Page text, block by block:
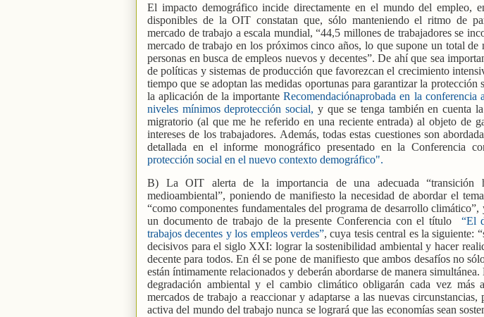
El impacto demográfico incide directamente en el mundo del empleo,
disponibles de la OIT constatan que, sólo manteniendo el ritmo de
mercado de trabajo a escala mundial, “44,5 millones de trabajadores se
mercado de trabajo en los próximos cinco años, lo que supone un total de
personas en busca de empleos nuevos y decentes”. De ahí que sea
de políticas y sistemas de producción que favorezcan el crecimiento
tiempo que se adoptan las medidas oportunas para garantizar la
la aplicación de la importante Recomendaciónaprobada en la conferencia
niveles mínimos deprotección social, y que se tenga también en cuenta
migratorio (al que me he referido en una reciente entrada) al objeto de
intereses de los trabajadores. Además, todas estas cuestiones son
detallada en el informe monográfico presentado en la Conferencia
protección social en el nuevo contexto demográfico".
B) La OIT alerta de la importancia de una adecuada “transición
medioambiental”, poniendo de manifiesto la necesidad de abordar el
“como componentes fundamentales del programa de desarrollo climático”,
un documento de trabajo de la presente Conferencia con el título
“El
trabajos decentes y los empleos verdes”, cuya tesis central es la siguiente:
decisivos para el siglo XXI: lograr la sostenibilidad ambiental y hacer
decente para todos. En él se pone de manifiesto que ambos desafíos no
están íntimamente relacionados y deberán abordarse de manera
degradación ambiental y el cambio climático obligarán cada vez más
mercados de trabajo a reaccionar y adaptarse a las nuevas
activa del mundo del trabajo nunca se logrará que las economías sean